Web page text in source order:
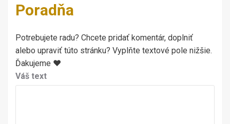
Poradňa
Potrebujete radu? Chcete pridať komentár, doplniť
alebo upraviť túto stránku? Vyplňte textové pole nižšie.
Ďakujeme ♥
Váš text